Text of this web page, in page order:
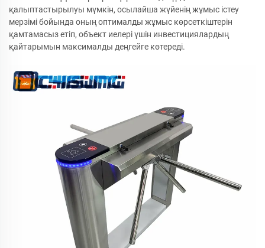
қалыптастырылуы мүмкін, осылайша жүйенің жұмыс істеу
мерзімі бойында оның оптималды жұмыс көрсеткіштерін
қамтамасыз етіп, объект иелері үшін инвестициялардың
қайтарымын максималды деңгейге көтереді.